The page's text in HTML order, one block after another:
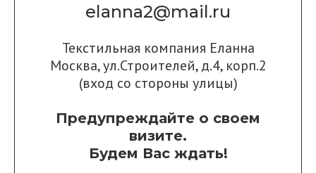
elanna2@mail.ru
Текстильная компания Еланна
Москва, ул.Строителей, д.4, корп.2
(вход со стороны улицы)
Предупреждайте о своем
визите.
Будем Вас ждать!